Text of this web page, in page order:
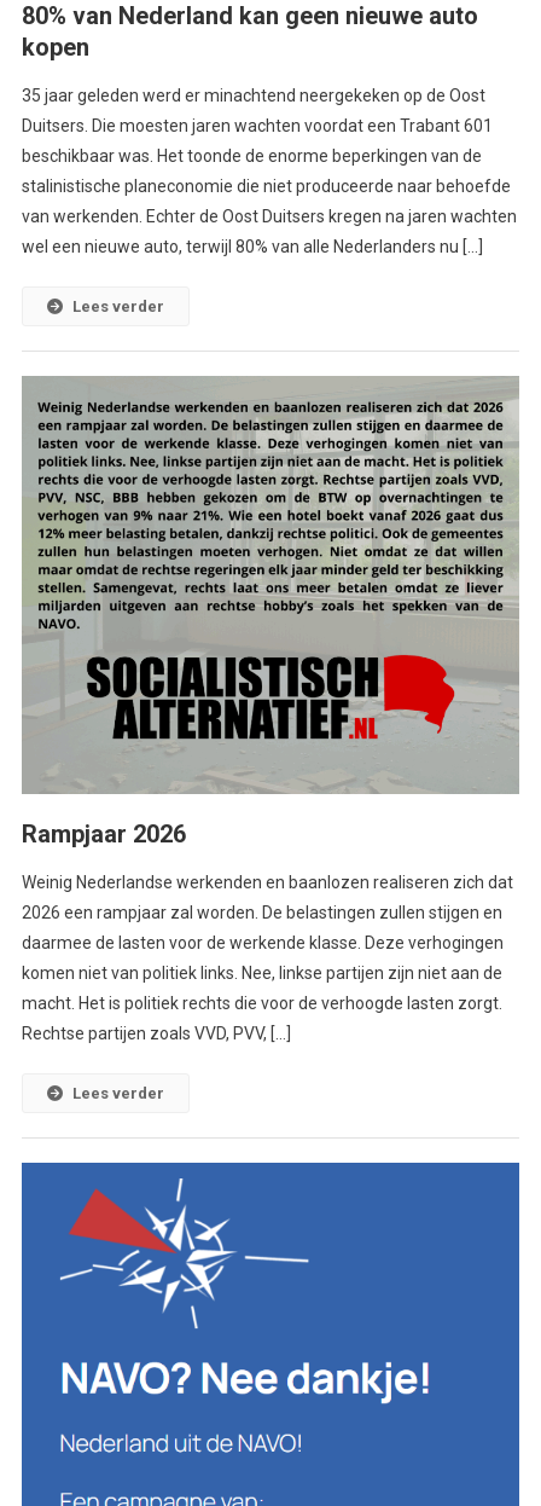
80% van Nederland kan geen nieuwe auto
kopen
35 jaar geleden werd er minachtend neergekeken op de Oost
Duitsers. Die moesten jaren wachten voordat een Trabant 601
beschikbaar was. Het toonde de enorme beperkingen van de
stalinistische planeconomie die niet produceerde naar behoefde
van werkenden. Echter de Oost Duitsers kregen na jaren wachten
wel een nieuwe auto, terwijl 80% van alle Nederlanders nu […]
Lees verder
Rampjaar 2026
Weinig Nederlandse werkenden en baanlozen realiseren zich dat
2026 een rampjaar zal worden. De belastingen zullen stijgen en
daarmee de lasten voor de werkende klasse. Deze verhogingen
komen niet van politiek links. Nee, linkse partijen zijn niet aan de
macht. Het is politiek rechts die voor de verhoogde lasten zorgt.
Rechtse partijen zoals VVD, PVV, […]
Lees verder